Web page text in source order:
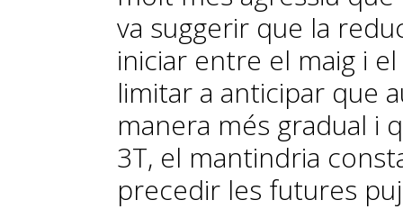
va suggerir que la
iniciar entre el maig i el
limitar a anticipar que
manera més gradual i
3T, el mantindria
precedir les futures